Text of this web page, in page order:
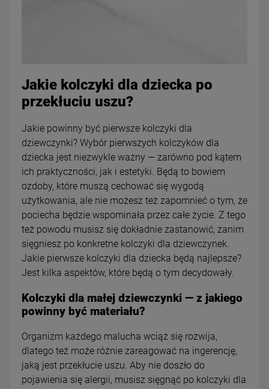
Jakie kolczyki dla dziecka po
przekłuciu uszu?
Jakie powinny być pierwsze kolczyki dla
dziewczynki? Wybór pierwszych kolczyków dla
dziecka jest niezwykle ważny — zarówno pod kątem
ich praktyczności, jak i estetyki. Będą to bowiem
ozdoby, które muszą cechować się wygodą
użytkowania, ale nie możesz też zapomnieć o tym, że
pociecha będzie wspominała przez całe życie. Z tego
też powodu musisz się dokładnie zastanowić, zanim
sięgniesz po konkretne kolczyki dla dziewczynek.
Jakie pierwsze kolczyki dla dziecka będą najlepsze?
Jest kilka aspektów, które będą o tym decydowały.
Kolczyki dla małej dziewczynki — z jakiego
powinny być materiału?
Organizm każdego malucha wciąż się rozwija,
dlatego też może różnie zareagować na ingerencję,
jaką jest przekłucie uszu. Aby nie doszło do
pojawienia się alergii, musisz sięgnąć po kolczyki dla